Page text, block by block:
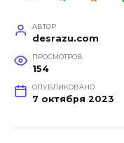
АВТОР
desrazu.com
ПРОСМОТРОВ
154
ОПУБЛИКОВАНО
7 октября 2023